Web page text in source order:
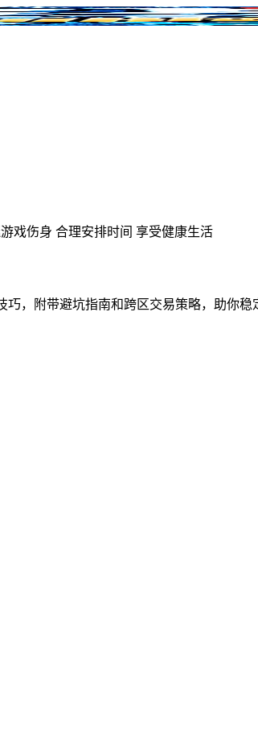
戏伤身 合理安排时间 享受健康生活
，附带避坑指南和跨区交易策略，助你稳